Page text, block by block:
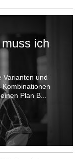
ich
Varianten und
Plan B...